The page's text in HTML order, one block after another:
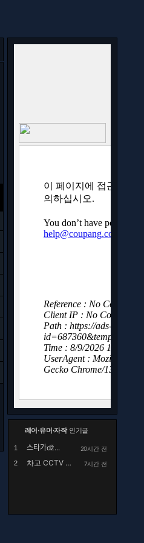
레어·유머·자작인기글
1 스타가ǆ...
20시간 전
2
차고 CCTV 설치 후 영상확인하며 충격받은 남자 7시간 전